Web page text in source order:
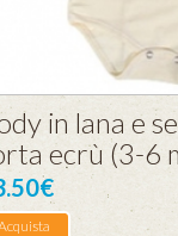
in lana e
ecrù (3-6